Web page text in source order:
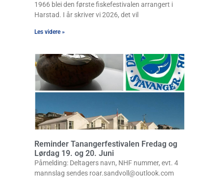
1966 blei den første fiskefestivalen arrangert i
Harstad. I år skriver vi 2026, det vil
Les videre »
Reminder Tanangerfestivalen Fredag og
Lørdag 19. og 20. Juni
Påmelding: Deltagers navn, NHF nummer, evt. 4
mannslag sendes roar.sandvoll@outlook.com